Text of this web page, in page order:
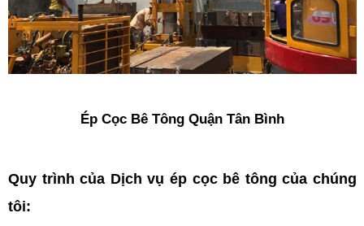
Ép Cọc Bê Tông Quận Tân Bình
Quy trình của Dịch vụ ép cọc bê tông của chúng
tôi: